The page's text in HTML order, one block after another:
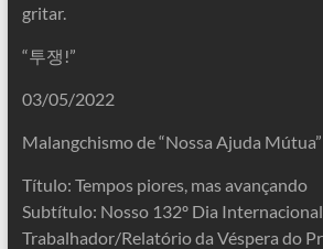
gritar.
“투쟁!”
03/05/2022
Malangchismo de “Nossa Ajuda Mútua”
Título: Tempos piores, mas avançando
Subtítulo: Nosso 132º Dia
Trabalhador/Relatório da Véspera do